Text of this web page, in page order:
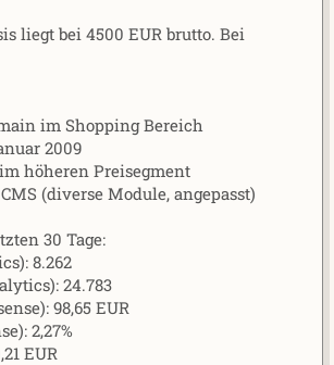
liegt bei 4500 EUR brutto. Bei
im Shopping Bereich
2009
höheren Preisegment
(diverse Module, angepasst)
30 Tage:
8.262
24.783
98,65 EUR
2,27%
EUR